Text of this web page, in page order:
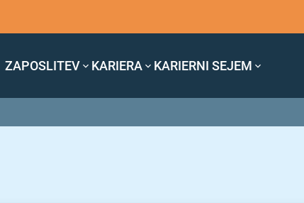
ZAPOSLITEV KARIERA KARIERNI SEJEM